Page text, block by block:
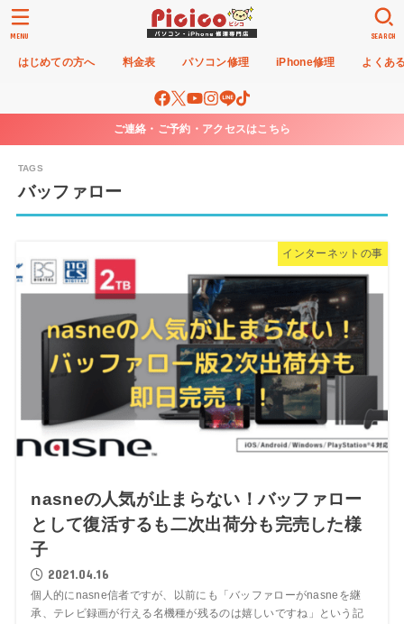
はじめての方へ 料金表 パソコン修理 iPhone修理 よくあ
SEARCH
MENU
ご連絡・ご予約・アクセスはこちら
バッファロー
インターネットの事
nasneの人気が止まらない！バッファロー
として復活するも二次出荷分も完売した様
子
2021.04.16
個人的にnasne信者ですが、以前にも「バッファローがnasneを継
承、テレビ録画が行える名機種が残るのは嬉しいですね」という記